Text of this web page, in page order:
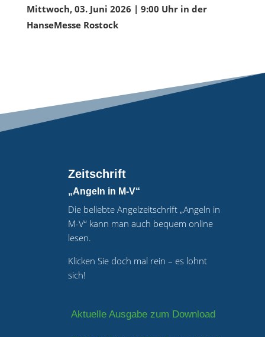
Mittwoch, 03. Juni 2026 | 9:00 Uhr in der
HanseMesse Rostock
Zeitschrift
„Angeln in M-V“
Die beliebte Angelzeitschrift „Angeln in
M-V“ kann man auch bequem online
lesen.
Klicken Sie doch mal rein – es lohnt
sich!
Aktuelle Ausgabe zum Download